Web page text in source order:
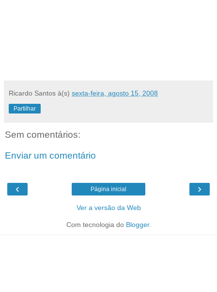
Ricardo Santos à(s) sexta-feira, agosto 15, 2008
Partilhar
Sem comentários:
Enviar um comentário
‹ ›
Página inicial
Ver a versão da Web
Com tecnologia do Blogger.